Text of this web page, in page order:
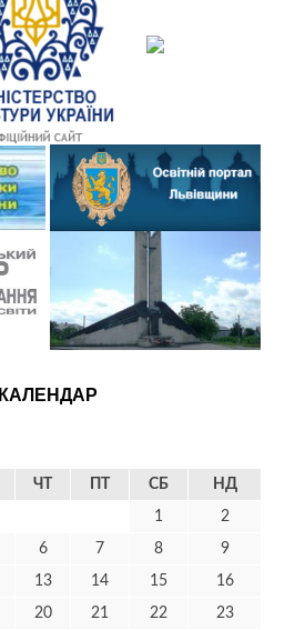
КАЛЕНДАР
ЧТ СБ НД
1 2
6 7 8 9
13 14 15 16
20 21 22 23